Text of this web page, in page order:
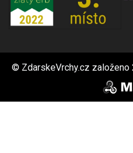
© ZdarskeVrchy.cz založeno